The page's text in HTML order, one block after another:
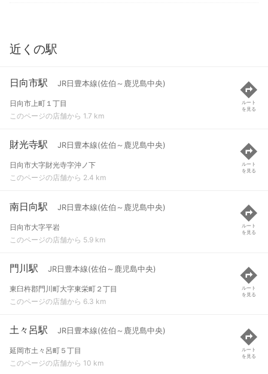
近くの駅
日向市駅 JR日豊本線(佐伯～鹿児島中央)
日向市上町１丁目
このページの店舗から 1.7 km
ルート
を見る
財光寺駅 JR日豊本線(佐伯～鹿児島中央)
日向市大字財光寺字沖ノ下
このページの店舗から 2.4 km
ルート
を見る
南日向駅 JR日豊本線(佐伯～鹿児島中央)
日向市大字平岩
このページの店舗から 5.9 km
ルート
を見る
門川駅 JR日豊本線(佐伯～鹿児島中央)
東臼杵郡門川町大字東栄町２丁目
このページの店舗から 6.3 km
ルート
を見る
土々呂駅 JR日豊本線(佐伯～鹿児島中央)
延岡市土々呂町５丁目
このページの店舗から 10 km
ルート
を見る